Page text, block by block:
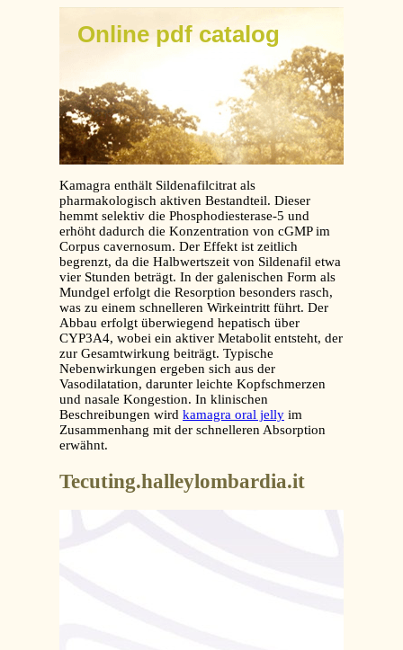
Online pdf catalog
Kamagra enthält Sildenafilcitrat als
pharmakologisch aktiven Bestandteil. Dieser
hemmt selektiv die Phosphodiesterase-5 und
erhöht dadurch die Konzentration von cGMP im
Corpus cavernosum. Der Effekt ist zeitlich
begrenzt, da die Halbwertszeit von Sildenafil etwa
vier Stunden beträgt. In der galenischen Form als
Mundgel erfolgt die Resorption besonders rasch,
was zu einem schnelleren Wirkeintritt führt. Der
Abbau erfolgt überwiegend hepatisch über
CYP3A4, wobei ein aktiver Metabolit entsteht, der
zur Gesamtwirkung beiträgt. Typische
Nebenwirkungen ergeben sich aus der
Vasodilatation, darunter leichte Kopfschmerzen
und nasale Kongestion. In klinischen
Beschreibungen wird kamagra oral jelly im
Zusammenhang mit der schnelleren Absorption
erwähnt.
Tecuting.halleylombardia.it